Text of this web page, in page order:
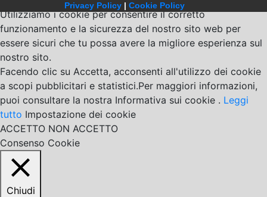
Privacy Policy | Cookie Policy
Utilizziamo i cookie per consentire il corretto
funzionamento e la sicurezza del nostro sito web per
essere sicuri che tu possa avere la migliore esperienza sul
nostro sito.
Facendo clic su Accetta, acconsenti all'utilizzo dei cookie
a scopi pubblicitari e statistici.Per maggiori informazioni,
puoi consultare la nostra Informativa sui cookie . Leggi
tutto Impostazione dei cookie
ACCETTO NON ACCETTO
Consenso Cookie
Chiudi